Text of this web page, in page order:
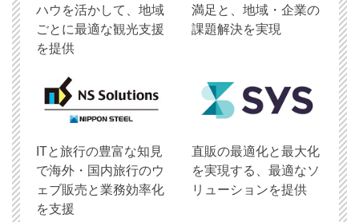
ハウを活かして、地域
ごとに最適な観光支援
を提供
満足と、地域・企業の
課題解決を実現
ITと旅行の豊富な知見
で海外・国内旅行のウ
ェブ販売と業務効率化
を支援
直販の最適化と最大化
を実現する、最適なソ
リューションを提供